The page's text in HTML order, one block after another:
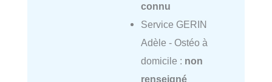
connu
Service GERIN
Adèle - Ostéo à
domicile : non
renseigné